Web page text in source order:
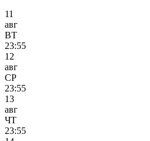
11
авг
ВТ
23:55
12
авг
СР
23:55
13
авг
ЧТ
23:55